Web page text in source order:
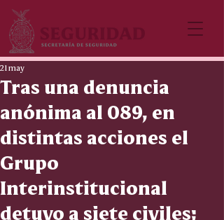
Tras una denuncia
anónima al 089, en
distintas acciones el
Grupo
Interinstitucional
detuvo a siete civiles;
21 may